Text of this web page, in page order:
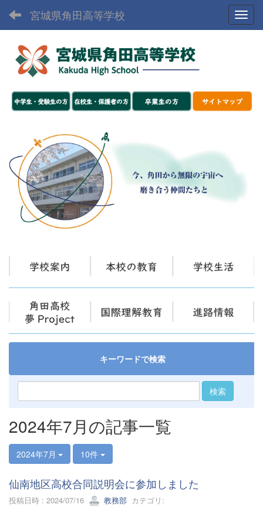
宮城県角田高等学校
キーワードで検索
検索
2024年7月の記事一覧
2024年7月 10件
仙南地区高校合同説明会に参加しました
投稿日時 : 2024/07/16 教務部 カテゴリ: